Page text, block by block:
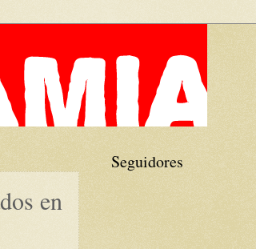
en
Seguidores